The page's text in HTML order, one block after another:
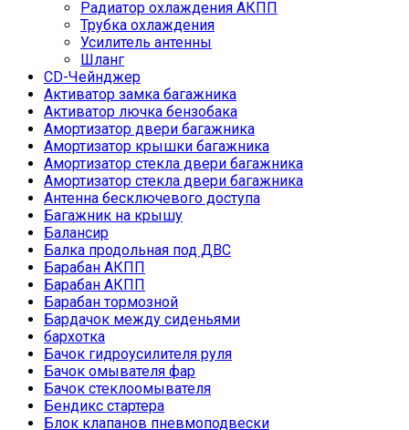
Радиатор охлаждения АКПП
Трубка охлаждения
Усилитель антенны
Шланг
CD-Чейнджер
Активатор замка багажника
Активатор лючка бензобака
Амортизатор двери багажника
Амортизатор крышки багажника
Амортизатор стекла двери багажника
Амортизатор стекла двери багажника
Антенна бесключевого доступа
Багажник на крышу
Балансир
Балка продольная под ДВС
Барабан АКПП
Барабан АКПП
Барабан тормозной
Бардачок между сиденьями
бархотка
Бачок гидроусилителя руля
Бачок омывателя фар
Бачок стеклоомывателя
Бендикс стартера
Блок клапанов пневмоподвески